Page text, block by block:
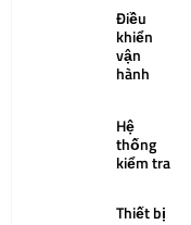
Điều
khiển
vận
hành
Hệ
thống
kiểm tra
Thiết bị